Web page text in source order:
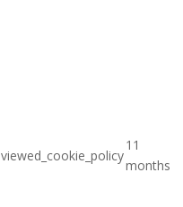
viewed_cookie_policy
11
months